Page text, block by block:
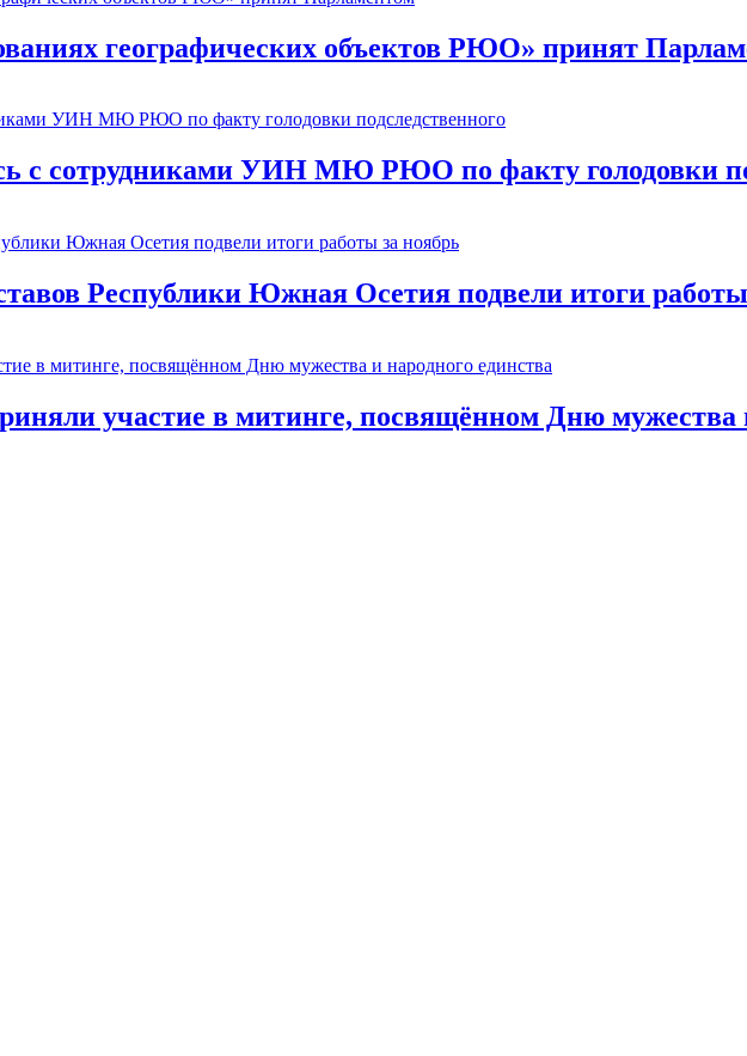
географических объектов РЮО» принят
с сотрудниками УИН МЮ РЮО по факту голодовки
Республики Южная Осетия подвели итоги
участие в митинге, посвящённом Дню мужества